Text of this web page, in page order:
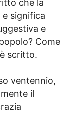
che la
e significa
e
Come
scritto.
ventennio,
il